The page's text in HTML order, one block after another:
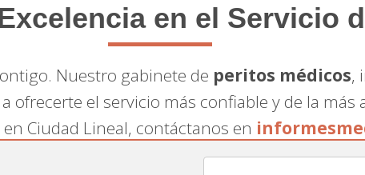
en el Servicio
Nuestro gabinete de peritos médicos,
ofrecerte el servicio más confiable y de la
Ciudad Lineal, contáctanos en
y personalizado que necesitas.